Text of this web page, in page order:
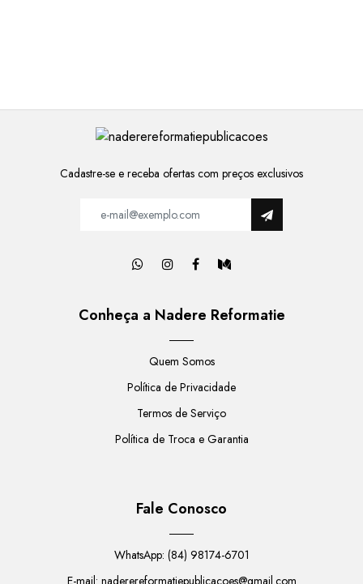
Cadastre-se e receba ofertas com preços exclusivos
Conheça a Nadere Reformatie
Quem Somos
Política de Privacidade
Termos de Serviço
Política de Troca e Garantia
Fale Conosco
WhatsApp: (84) 98174-6701